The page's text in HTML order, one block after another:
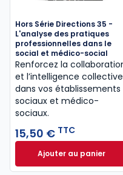
Hors Série Directions 35 -
L'analyse des pratiques
professionnelles dans le
social et médico-social
Renforcez la
et l’intelligence collective
dans vos établissements
sociaux et médico-
sociaux.
15,50 € TTC
Ajouter au panier
Hors Série